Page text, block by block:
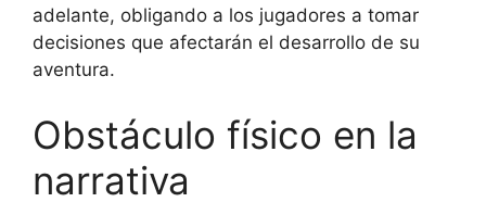
adelante, obligando a los jugadores a tomar
decisiones que afectarán el desarrollo de su
aventura.
Obstáculo físico en la
narrativa